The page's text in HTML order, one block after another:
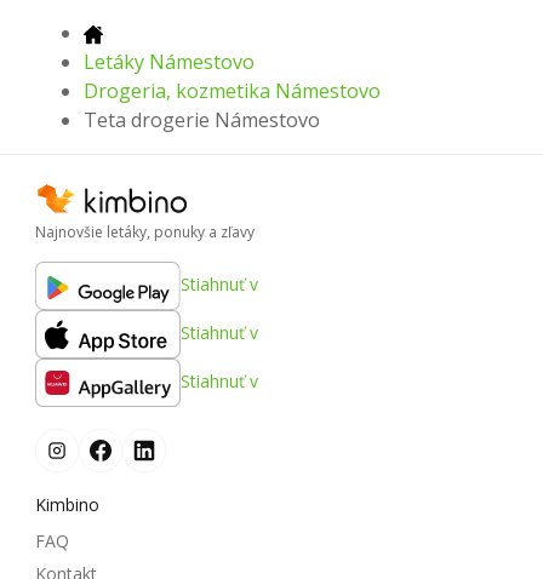
Letáky Námestovo
Drogeria, kozmetika Námestovo
Teta drogerie Námestovo
Najnovšie letáky, ponuky a zľavy
Stiahnuť v
Stiahnuť v
Stiahnuť v
Kimbino
FAQ
Kontakt